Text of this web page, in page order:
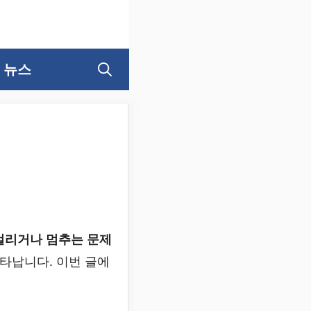
뉴스
거나 멈추는 문제
납니다. 이번 글에